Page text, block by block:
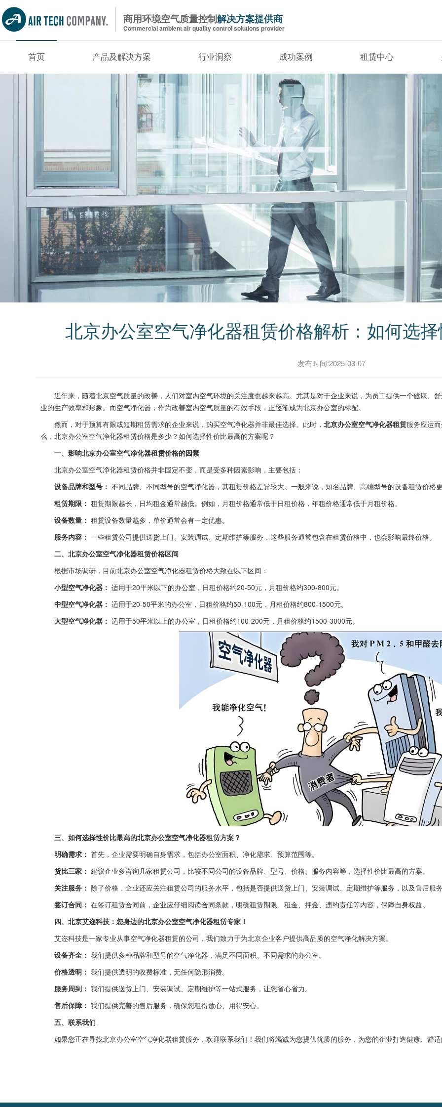
商用环境空气质量控制解决方案提供商
Commercial ambient air quality control solutions provider
首页 产品及解决方案 行业洞察 成功案例 租赁中心
北京办公室空气净化器租赁价格解析：如何选
发布时间:2025-03-07
近年来，随着北京空气质量的改善，人们对室内空气环境的关注度也越来越高。尤其是对于企业来说，为员工提供一个健康、
业的生产效率和形象。而空气净化器，作为改善室内空气质量的有效手段，正逐渐成为北京办公室的标配。
然而，对于预算有限或短期租赁需求的企业来说，购买空气净化器并非最佳选择。此时， 北京办公室空气净化器租赁服务应运
么，北京办公室空气净化器租赁价格是多少？如何选择性价比最高的方案呢？
一、影响北京办公室空气净化器租赁价格的因素
北京办公室空气净化器租赁价格并非固定不变，而是受多种因素影响，主要包括：
设备品牌和型号： 不同品牌、不同型号的空气净化器，其租赁价格差异较大。一般来说，知名品牌、高端型号的设备租赁价格
租赁期限： 租赁期限越长，日均租金通常越低。例如，月租价格通常低于日租价格，年租价格通常低于月租价格。
设备数量： 租赁设备数量越多，单价通常会有一定优惠。
服务内容： 一些租赁公司提供送货上门、安装调试、定期维护等服务，这些服务通常包含在租赁价格中，也会影响最终价格。
二、北京办公室空气净化器租赁价格区间
根据市场调研，目前北京办公室空气净化器租赁价格大致在以下区间：
小型空气净化器： 适用于20平米以下的办公室，日租价格约20-50元，月租价格约300-800元。
中型空气净化器： 适用于20-50平米的办公室，日租价格约50-100元，月租价格约800-1500元。
大型空气净化器： 适用于50平米以上的办公室，日租价格约100-200元，月租价格约1500-3000元。
三、如何选择性价比最高的北京办公室空气净化器租赁方案？
明确需求： 首先，企业需要明确自身需求，包括办公室面积、净化需求、预算范围等。
货比三家： 建议企业多咨询几家租赁公司，比较不同公司的设备品牌、型号、价格、服务内容等，选择性价比最高的方案。
关注服务： 除了价格，企业还应关注租赁公司的服务水平，包括是否提供送货上门、安装调试、定期维护等服务，以及售后服
签订合同： 在签订租赁合同前，企业应仔细阅读合同条款，明确租赁期限、租金、押金、违约责任等内容，保障自身权益。
四、北京艾迩科技：您身边的北京办公室空气净化器租赁专家！
艾迩科技是一家专业从事空气净化器租赁的公司，我们致力于为北京企业客户提供高品质的空气净化解决方案。
设备齐全： 我们提供多种品牌和型号的空气净化器，满足不同面积、不同需求的办公室。
价格透明： 我们提供透明的收费标准，无任何隐形消费。
服务周到： 我们提供送货上门、安装调试、定期维护等一站式服务，让您省心省力。
售后保障： 我们提供完善的售后服务，确保您租得放心、用得安心。
五、联系我们
如果您正在寻找北京办公室空气净化器租赁服务，欢迎联系我们！我们将竭诚为您提供优质的服务，为您的企业打造健康、舒